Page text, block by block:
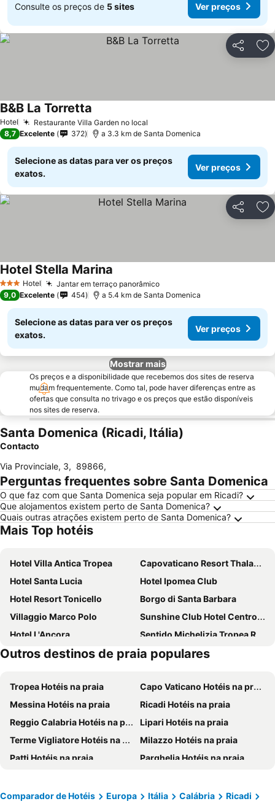
Consulte os preços de 5 sites Ver preços
Partilhar
Hotel Restaurante Villa Garden no local
B&B La Torretta
8,7 Excelente 372 a 3.3 km de Santa Domenica
Selecione as datas para ver os preços
exatos.
Ver preços
Partilhar
3 EstrelasHotel Jantar em terraço panorâmico
Hotel Stella Marina
9,0 Excelente 454 a 5.4 km de Santa Domenica
Selecione as datas para ver os preços
exatos.
Ver preços
Mostrar mais
Os preços e a disponibilidade que recebemos dos sites de reserva
mudam frequentemente. Como tal, pode haver diferenças entre as
ofertas que consulta no trivago e os preços que estão disponíveis
nos sites de reserva.
Santa Domenica (Ricadi, Itália)
Contacto
Via Provinciale, 3, 89866,
Perguntas frequentes sobre Santa Domenica
O que faz com que Santa Domenica seja popular em Ricadi?
Que alojamentos existem perto de Santa Domenica?
Quais outras atrações existem perto de Santa Domenica?
Mais Top hotéis
Hotel Villa Antica Tropea
Capovaticano Resort Thalasso Spa
Hotel Santa Lucia
Hotel Ipomea Club
Hotel Resort Tonicello
Borgo di Santa Barbara
Villaggio Marco Polo
Sunshine Club Hotel Centro Benessere
Hotel L'Ancora
Sentido Michelizia Tropea Resort
Villaggio Baia D'Ercole
Tropis Hotel
Hotel Colomba D'Oro
Hotel Marinella
Agriturismo Ruralia
Nicotera Beach Village
BV Borgo del Principe
B&B Marchese Umberto Tropea
HOTEL MERCURIO SUL MARE - Fish restaurant and private beach
TUI BLUE Tropea
Hotel La Praia
Villaggio Hotel Lido San Giuseppe
Eliseo Palace Tropea
Middle Town Palace Tropea
Outros destinos de praia populares
Tropea Hotéis na praia
Capo Vaticano Hotéis na praia
Messina Hotéis na praia
Ricadi Hotéis na praia
Reggio Calabria Hotéis na praia
Lipari Hotéis na praia
Terme Vigliatore Hotéis na praia
Milazzo Hotéis na praia
Patti Hotéis na praia
Parghelia Hotéis na praia
Vulcano Island Hotéis na praia
Lamezia Terme Hotéis na praia
Comparador de Hotéis Europa Itália Calábria
Ricadi